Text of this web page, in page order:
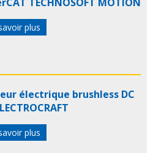
TECHNOSOFT MOTION
plus
électrique brushless DC
plus